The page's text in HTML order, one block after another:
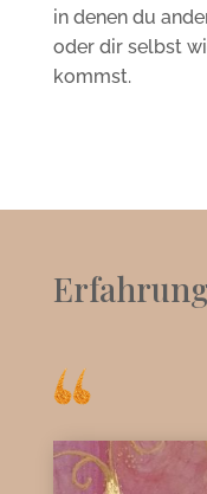
in denen du
oder dir selbst
kommst.